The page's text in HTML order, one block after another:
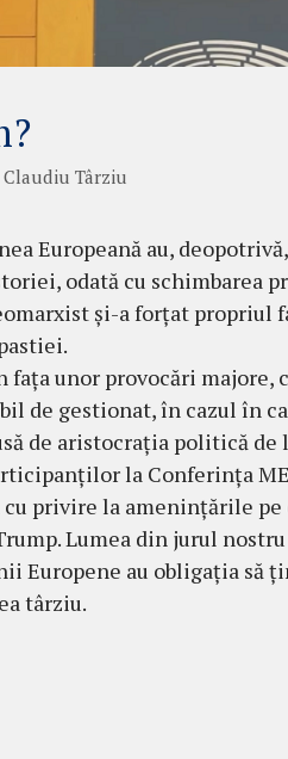
Claudiu Târziu
Europeană au,
odată cu schimbarea
și-a forțat propriul
fața unor provocări
de gestionat, în cazul în
de aristocrația politică de
la Conferința
privire la amenințările
Lumea din jurul
Europene au obligația să
târziu.